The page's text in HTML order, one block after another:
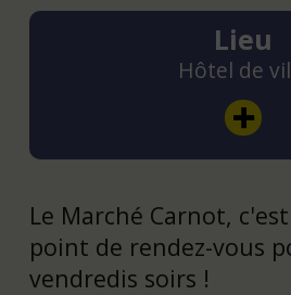
Lieu
Hôtel de
Le Marché Carnot,
point de rendez-vous
vendredis soirs !